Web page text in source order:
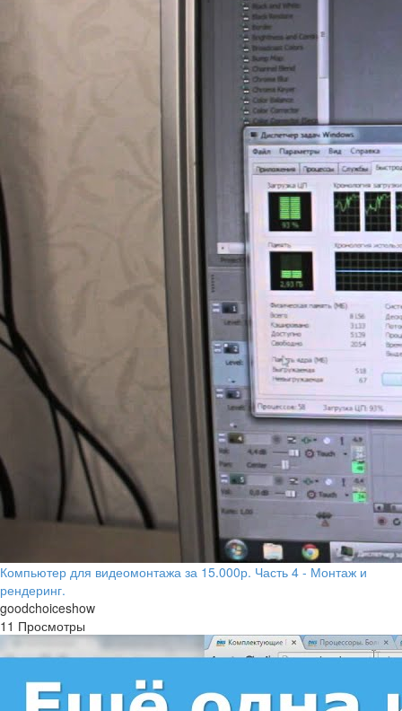
Компьютер для видеомонтажа за 15.000р. Часть 4 - Монтаж и
рендеринг.
goodchoiceshow
11 Просмотры